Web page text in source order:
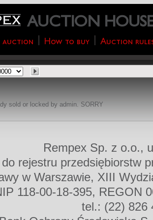
AUCTION
auction How to buy Auction
sold or locked by admin. SORRY
Rempex Sp. z o.o.,
rejestru przedsiębiorstw
w Warszawie, XIII
118-00-18-395, REGON
tel.: (22) 826